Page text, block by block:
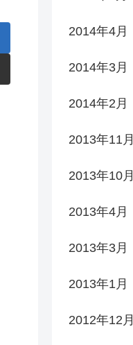
2014年4月
2014年3月
2014年2月
2013年11月
2013年10月
2013年4月
2013年3月
2013年1月
2012年12月